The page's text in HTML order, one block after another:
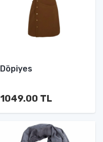
Döpiyes
1049.00 TL